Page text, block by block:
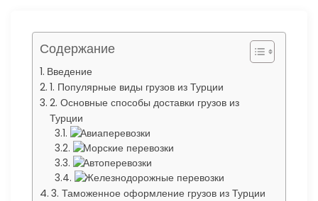
Содержание
Введение
1. Популярные виды грузов из Турции
2. Основные способы доставки грузов из
Турции
Авиаперевозки
Морские перевозки
Автоперевозки
Железнодорожные перевозки
3. Таможенное оформление грузов из Турции